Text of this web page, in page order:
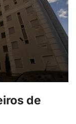
de